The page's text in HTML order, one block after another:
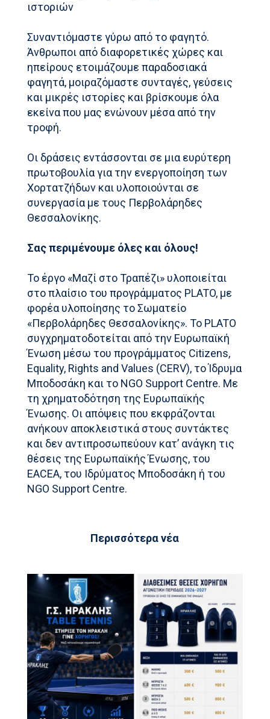
ιστοριών
Συναντιόμαστε γύρω από το φαγητό.
Άνθρωποι από διαφορετικές χώρες και
ηπείρους ετοιμάζουμε παραδοσιακά
φαγητά, μοιραζόμαστε συνταγές, γεύσεις
και μικρές ιστορίες και βρίσκουμε όλα
εκείνα που μας ενώνουν μέσα από την
τροφή.
Οι δράσεις εντάσσονται σε μια ευρύτερη
πρωτοβουλία για την ενεργοποίηση των
Χορτατζήδων και υλοποιούνται σε
συνεργασία με τους Περβολάρηδες
Θεσσαλονίκης.
Σας περιμένουμε όλες και όλους!
Το έργο «Μαζί στο Τραπέζι» υλοποιείται
στο πλαίσιο του προγράμματος PLATO, με
φορέα υλοποίησης το Σωματείο
«Περβολάρηδες Θεσσαλονίκης». Το PLATO
συγχρηματοδοτείται από την Ευρωπαϊκή
Ένωση μέσω του προγράμματος Citizens,
Equality, Rights and Values (CERV), το Ίδρυμα
Μποδοσάκη και το NGO Support Centre. Με
τη χρηματοδότηση της Ευρωπαϊκής
Ένωσης. Οι απόψεις που εκφράζονται
ανήκουν αποκλειστικά στους συντάκτες
και δεν αντιπροσωπεύουν κατ’ ανάγκη τις
θέσεις της Ευρωπαϊκής Ένωσης, του
EACEA, του Ιδρύματος Μποδοσάκη ή του
NGO Support Centre.
Περισσότερα νέα